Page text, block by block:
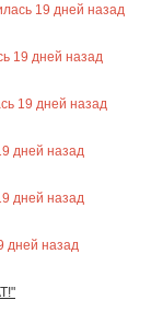
19 дней назад
19 дней назад
19 дней назад
дней назад
дней назад
дней назад